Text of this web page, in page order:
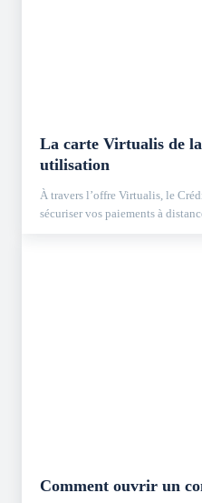
La carte Virtualis de
utilisation
À travers l’offre Virtualis, le
sécuriser vos paiements à
Comment ouvrir un